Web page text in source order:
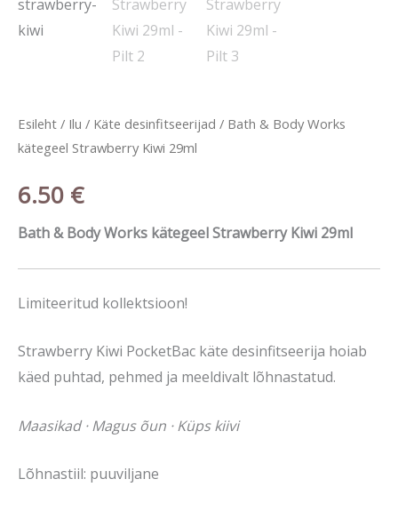
Esileht / Ilu / Käte desinfitseerijad / Bath & Body Works
kätegeel Strawberry Kiwi 29ml
6.50 €
Bath & Body Works kätegeel Strawberry Kiwi 29ml
Limiteeritud kollektsioon!
Strawberry Kiwi PocketBac käte desinfitseerija hoiab
käed puhtad, pehmed ja meeldivalt lõhnastatud.
Maasikad · Magus õun · Küps kiivi
Lõhnastiil: puuviljane
Kiwi
29ml